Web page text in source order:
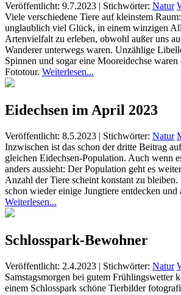
Veröffentlicht: 9.7.2023 | Stichwörter: Natur
Viele verschiedene Tiere auf kleinstem
unglaublich viel Glück, in einem winzigen
Artenvielfalt zu erleben, obwohl außer uns
Wanderer unterwegs waren. Unzählige
Spinnen und sogar eine Mooreidechse waren
Fototour. Weiterlesen...
Eidechsen im April 2023
Veröffentlicht: 8.5.2023 | Stichwörter: Natur
Inzwischen ist das schon der dritte Beitrag
gleichen Eidechsen-Population. Auch wenn
anders aussieht: Der Population geht es
Anzahl der Tiere scheint konstant zu
schon wieder einige Jungtiere entdecken und
Weiterlesen...
Schlosspark-Bewohner
Veröffentlicht: 2.4.2023 | Stichwörter: Natur
Samstagsmorgen bei gutem Frühlingswetter
einem Schlosspark schöne Tierbilder